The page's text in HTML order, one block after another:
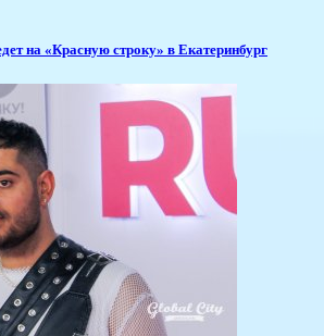
на «Красную строку» в Екатеринбург